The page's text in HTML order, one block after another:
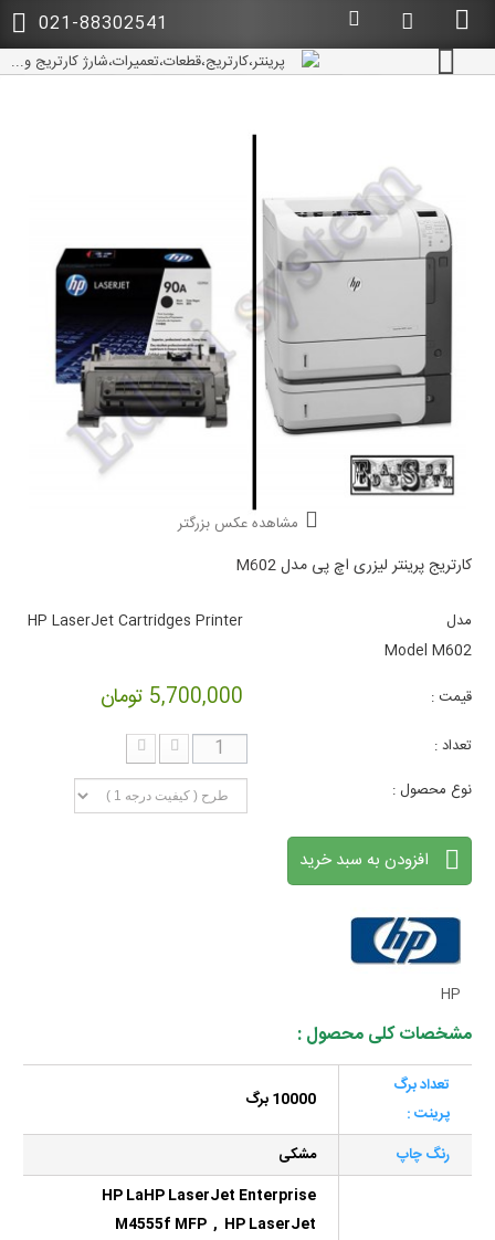
021-88302541
مشاهده عکس بزرگتر
کارتریج پرینتر لیزری اچ پی مدل M602
مدل
HP LaserJet Cartridges Printer
Model M602
قیمت :
5,700,000 تومان
تعداد :
نوع محصول :
افزودن به سبد خرید
HP
مشخصات کلی محصول :
تعداد برگ
پرینت :
10000 برگ
رنگ چاپ مشکی
HP LaHP LaserJet Enterprise
M4555f MFP , HP LaserJet